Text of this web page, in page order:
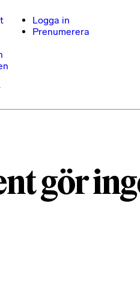
Logga in
Prenumerera
gör